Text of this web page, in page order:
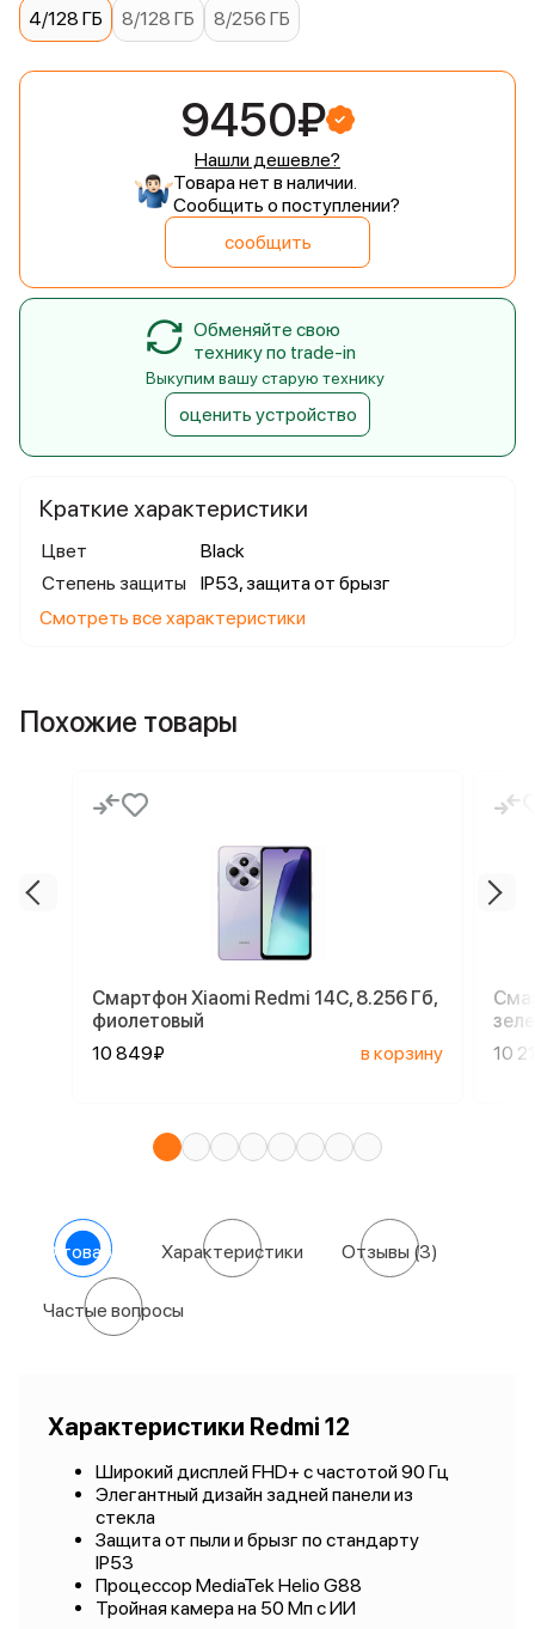
Краткие характеристики
Цвет
Black
Степень защиты
IP53, защита от брызг
Смотреть все характеристики
4/128 ГБ 8/128 ГБ 8/256 ГБ
9450₽
Нашли дешевле?
Товара нет в наличии.
Сообщить о поступлении?
сообщить
Обменяйте свою
технику по trade-in
Выкупим вашу старую технику
оценить устройство
Похожие товары
Смартфон Xiaomi Redmi 14C, 8.256 Гб,
фиолетовый
10 849₽
в корзину
10
О товаре Характеристики Отзывы (3)
Частые вопросы
Характеристики Redmi 12
Широкий дисплей FHD+ с частотой 90 Гц
Элегантный дизайн задней панели из
стекла
Защита от пыли и брызг по стандарту
IP53
Процессор MediaTek Helio G88
Тройная камера на 50 Мп с ИИ